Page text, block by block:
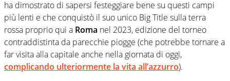
ha dimostrato di sapersi festeggiare bene su questi campi
più lenti e che conquistò il suo unico Big Title sulla terra
rossa proprio qui a Roma nel 2023, edizione del torneo
contraddistinta da parecchie piogge (che potrebbe tornare a
far visita alla capitale anche nella giornata di oggi,
complicando ulteriormente la vita all’azzurro).